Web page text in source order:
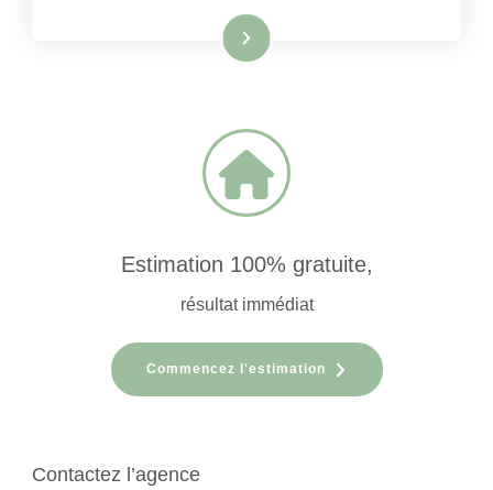
Lire la suite
Estimation 100% gratuite,
résultat immédiat
Commencez l'estimation
Contactez l’agence